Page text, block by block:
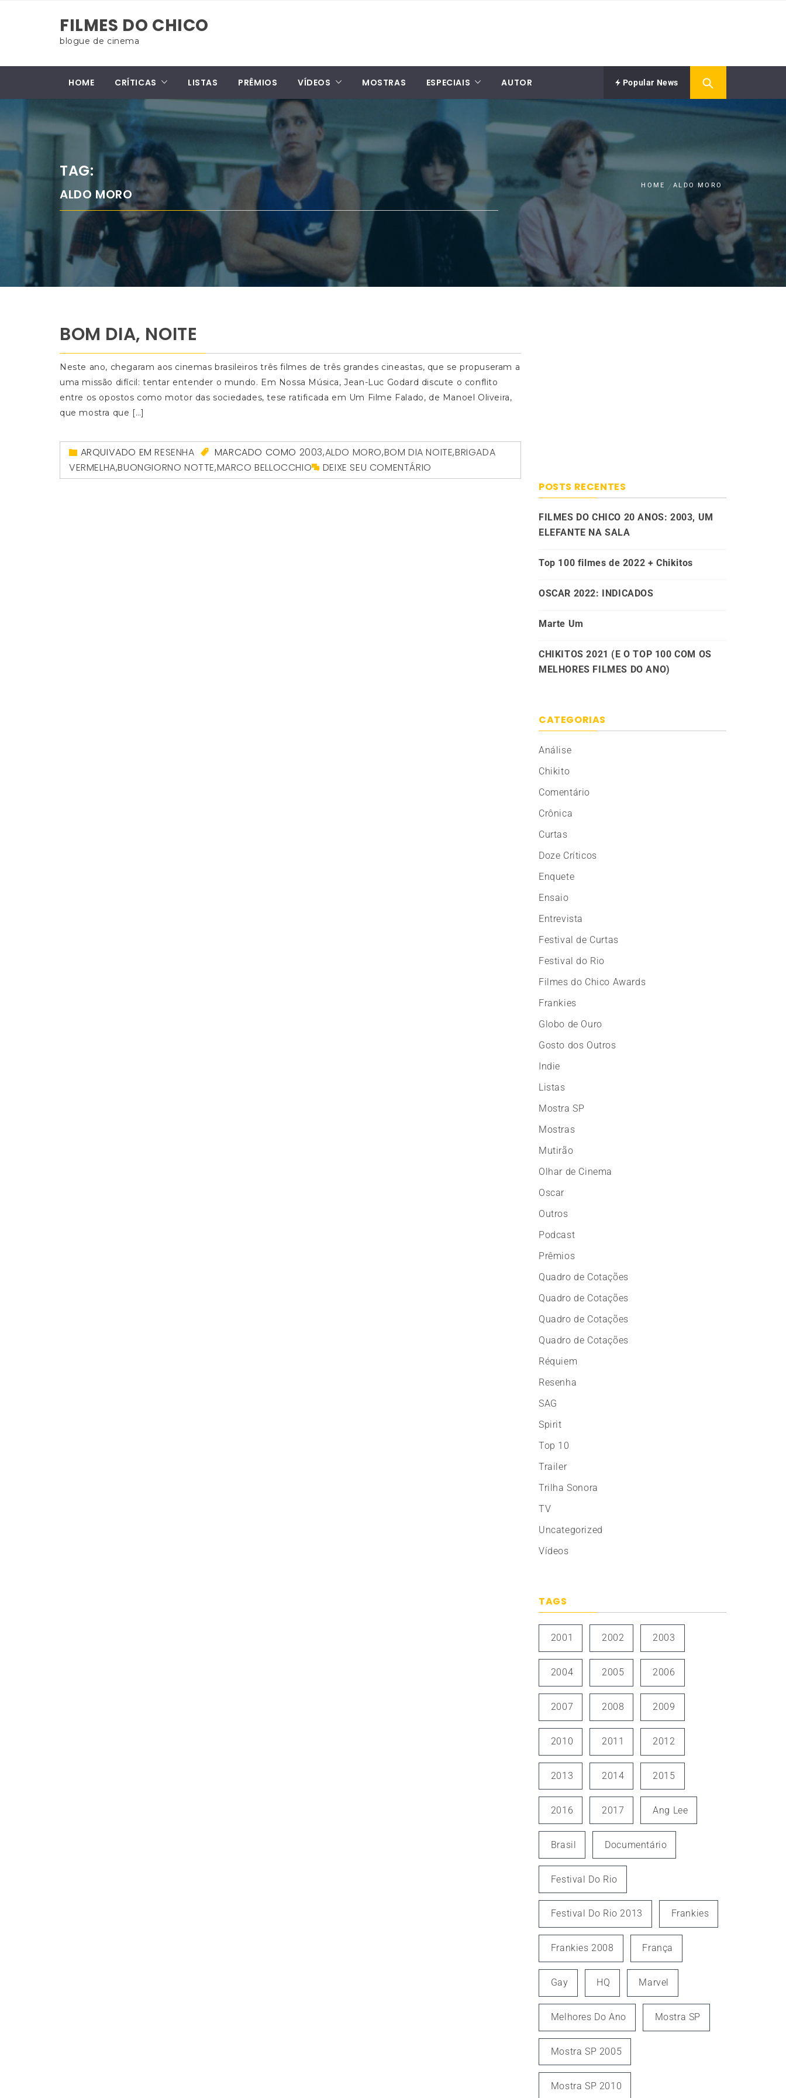
FILMES DO CHICO
blogue de cinema
HOME CRÍTICAS LISTAS PRÊMIOS VÍDEOS MOSTRAS ESPECIAIS AUTOR Popular News
TAG:
ALDO MORO
HOME ALDO MORO
BOM DIA, NOITE
Neste ano, chegaram aos cinemas brasileiros três filmes de três grandes cineastas, que se propuseram a
uma missão difícil: tentar entender o mundo. Em Nossa Música, Jean-Luc Godard discute o conflito
entre os opostos como motor das sociedades, tese ratificada em Um Filme Falado, de Manoel Oliveira,
que mostra que […]
ARQUIVADO EMRESENHA MARCADO COMO 2003,ALDO MORO,BOM DIA NOITE,BRIGADA
VERMELHA,BUONGIORNO NOTTE,MARCO BELLOCCHIO
DEIXE SEU COMENTÁRIO
POSTS RECENTES
FILMES DO CHICO 20 ANOS: 2003, UM
ELEFANTE NA SALA
Top 100 filmes de 2022 + Chikitos
OSCAR 2022: INDICADOS
Marte Um
CHIKITOS 2021 (E O TOP 100 COM OS
MELHORES FILMES DO ANO)
CATEGORIAS
Análise
Chikito
Comentário
Crônica
Curtas
Doze Críticos
Enquete
Ensaio
Entrevista
Festival de Curtas
Festival do Rio
Filmes do Chico Awards
Frankies
Globo de Ouro
Gosto dos Outros
Indie
Listas
Mostra SP
Mostras
Mutirão
Olhar de Cinema
Oscar
Outros
Podcast
Prêmios
Quadro de Cotações
Quadro de Cotações
Quadro de Cotações
Quadro de Cotações
Réquiem
Resenha
SAG
Spirit
Top 10
Trailer
Trilha Sonora
TV
Uncategorized
Vídeos
TAGS
2001 2002 2003
2004 2005 2006
2007 2008 2009
2010 2011 2012
2013 2014 2015
2016 2017 Ang Lee
Brasil Documentário
Festival Do Rio
Festival Do Rio 2013 Frankies
Frankies 2008 França
Gay HQ Marvel
Melhores Do Ano Mostra SP
Mostra SP 2005
Mostra SP 2010